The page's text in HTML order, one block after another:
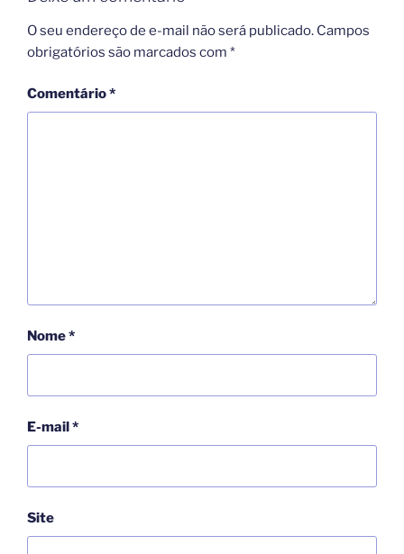
O seu endereço de e-mail não será publicado. Campos
obrigatórios são marcados com *
Comentário*
Nome*
E-mail *
Site